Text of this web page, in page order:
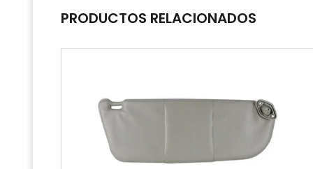
PRODUCTOS RELACIONADOS